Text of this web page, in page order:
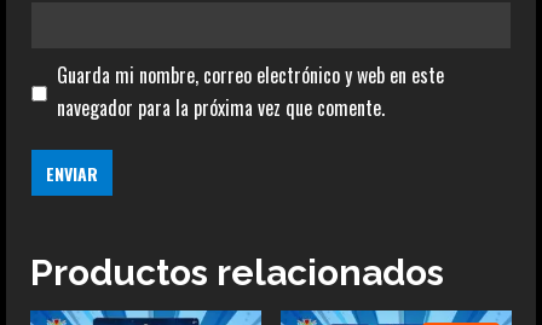
Guarda mi nombre, correo electrónico y web en este
navegador para la próxima vez que comente.
Productos relacionados